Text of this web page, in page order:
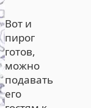
Вот и
пирог
готов,
можно
подавать
его